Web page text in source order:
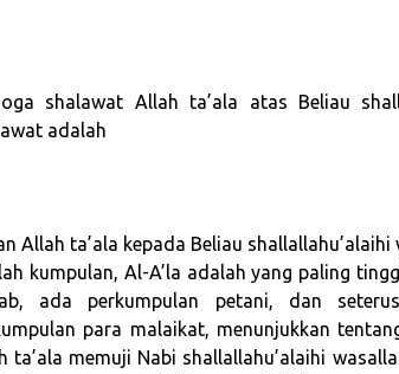
shalawat Allah ta’ala atas Beliau
adalah
Allah ta’ala kepada Beliau
kumpulan, Al-A’la adalah yang paling
ada perkumpulan petani, dan
para malaikat, menunjukkan
ta’ala memuji Nabi shallallahu’alaihi